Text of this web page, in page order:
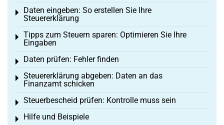
Daten eingeben: So erstellen Sie Ihre
Steuererklärung
Toggle menu
Tipps zum Steuern sparen: Optimieren Sie Ihre
Eingaben
Toggle menu
Daten prüfen: Fehler finden
Toggle menu
Steuererklärung abgeben: Daten an das
Finanzamt schicken
Toggle menu
Steuerbescheid prüfen: Kontrolle muss sein
Toggle menu
Hilfe und Beispiele
Toggle menu